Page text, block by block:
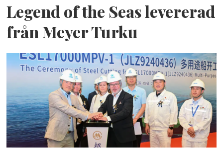
Legend of the Seas levererad
från Meyer Turku